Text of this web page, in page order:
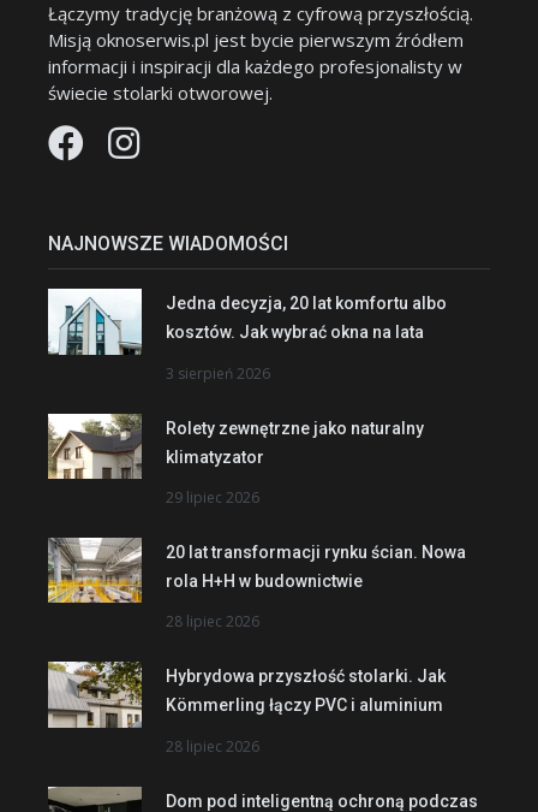
Łączymy tradycję branżową z cyfrową przyszłością.
Misją oknoserwis.pl jest bycie pierwszym źródłem
informacji i inspiracji dla każdego profesjonalisty w
świecie stolarki otworowej.
NAJNOWSZE WIADOMOŚCI
Jedna decyzja, 20 lat komfortu albo
kosztów. Jak wybrać okna na lata
3 sierpień 2026
Rolety zewnętrzne jako naturalny
klimatyzator
29 lipiec 2026
20 lat transformacji rynku ścian. Nowa
rola H+H w budownictwie
28 lipiec 2026
Hybrydowa przyszłość stolarki. Jak
Kömmerling łączy PVC i aluminium
28 lipiec 2026
Dom pod inteligentną ochroną podczas